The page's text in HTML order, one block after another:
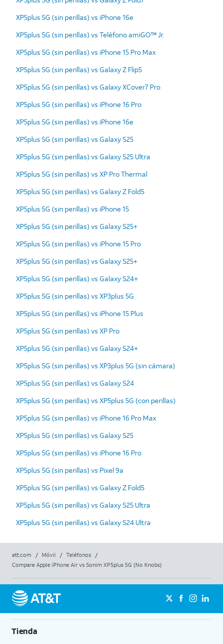
XP5plus 5G (sin perillas) vs iPhone 16e
XP5plus 5G (sin perillas) vs Teléfono amiGO™ Jr.
XP5plus 5G (sin perillas) vs iPhone 15 Pro Max
XP5plus 5G (sin perillas) vs Galaxy Z Flip5
XP5plus 5G (sin perillas) vs Galaxy XCover7 Pro
XP5plus 5G (sin perillas) vs iPhone 16 Pro
XP5plus 5G (sin perillas) vs iPhone 16e
XP5plus 5G (sin perillas) vs Galaxy S25
XP5plus 5G (sin perillas) vs Galaxy S25 Ultra
XP5plus 5G (sin perillas) vs XP Pro Thermal
XP5plus 5G (sin perillas) vs Galaxy Z Fold5
XP5plus 5G (sin perillas) vs iPhone 15
XP5plus 5G (sin perillas) vs Galaxy S25+
XP5plus 5G (sin perillas) vs iPhone 15 Pro
XP5plus 5G (sin perillas) vs Galaxy S25+
XP5plus 5G (sin perillas) vs Galaxy S24+
XP5plus 5G (sin perillas) vs XP3plus 5G
XP5plus 5G (sin perillas) vs iPhone 15 Plus
XP5plus 5G (sin perillas) vs XP Pro
XP5plus 5G (sin perillas) vs Galaxy S24+
XP5plus 5G (sin perillas) vs XP3plus 5G (sin cámara)
XP5plus 5G (sin perillas) vs Galaxy S24
XP5plus 5G (sin perillas) vs XP5plus 5G (con perillas)
XP5plus 5G (sin perillas) vs iPhone 16 Pro Max
XP5plus 5G (sin perillas) vs Galaxy S25
XP5plus 5G (sin perillas) vs iPhone 16 Pro
XP5plus 5G (sin perillas) vs Pixel 9a
XP5plus 5G (sin perillas) vs Galaxy Z Fold5
XP5plus 5G (sin perillas) vs Galaxy S25 Ultra
XP5plus 5G (sin perillas) vs Galaxy S24 Ultra
att.com / Móvil / Teléfonos
/
Compare Apple iPhone Air vs Sonim XP5plus 5G (No Knobs)
Tienda